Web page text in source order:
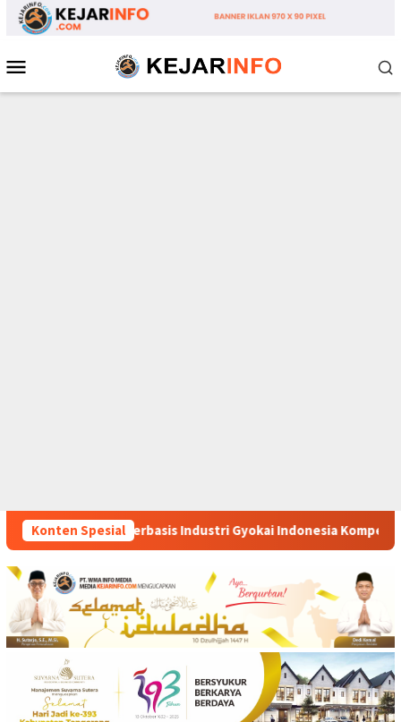
Loncat
Mobile
Konten Spesial
Indonesia Kompeten Teken MoU Dengan BBPVP Serang